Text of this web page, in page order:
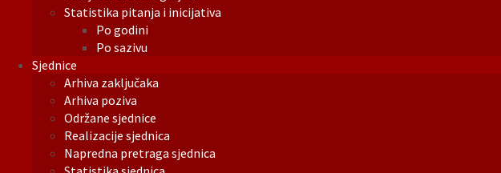
Statistika pitanja i inicijativa
Po godini
Po sazivu
Sjednice
Arhiva zaključaka
Arhiva poziva
Održane sjednice
Realizacije sjednica
Napredna pretraga sjednica